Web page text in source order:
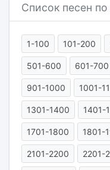
Список песен
1-100 101-200
501-600 601-700
901-1000 1001-
1301-1400 1401-
1701-1800 1801-
2101-2200 2201-